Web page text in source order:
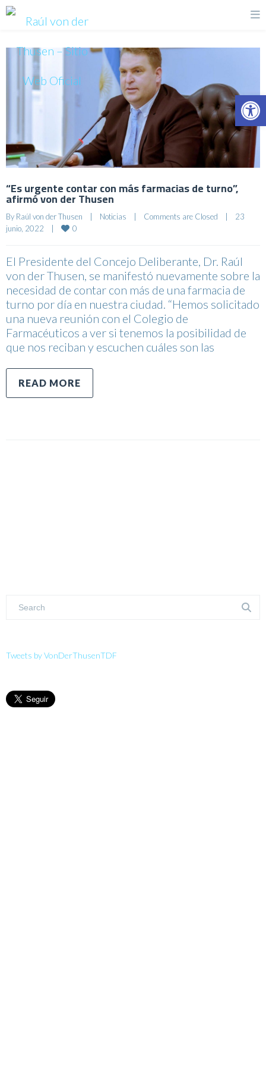
“Es urgente contar con más farmacias de turno”,
afirmó von der Thusen
By Raúl von der Thusen | Noticias | Comments are Closed |
23
junio, 2022
| 0
El Presidente del Concejo Deliberante, Dr. Raúl
von der Thusen, se manifestó nuevamente sobre la
necesidad de contar con más de una farmacia de
turno por día en nuestra ciudad. “Hemos solicitado
una nueva reunión con el Colegio de
Farmacéuticos a ver si tenemos la posibilidad de
que nos reciban y escuchen cuáles son las
READ MORE
Tweets by VonDerThusenTDF